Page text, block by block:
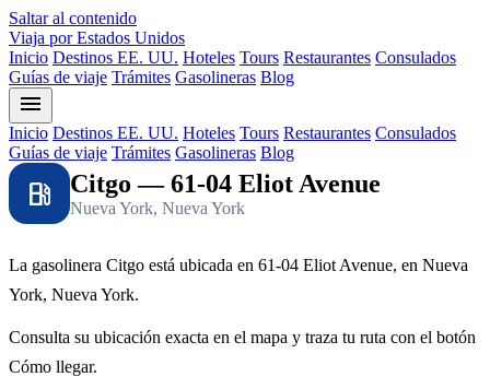
Saltar al contenido
Viaja por Estados Unidos
Inicio Destinos EE. UU. Hoteles Tours Restaurantes Consulados
Guías de viaje Trámites Gasolineras Blog
menu
Inicio Destinos EE. UU. Hoteles Tours Restaurantes Consulados
Guías de viaje Trámites Gasolineras Blog
local_gas_station Citgo — 61-04 Eliot Avenue
Nueva York, Nueva York
La gasolinera Citgo está ubicada en 61-04 Eliot Avenue, en Nueva
York, Nueva York.
Consulta su ubicación exacta en el mapa y traza tu ruta con el botón
Cómo llegar.